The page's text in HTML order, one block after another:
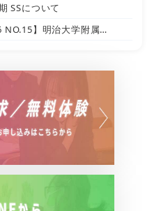
SSについて
NO.15】明治大学附属…